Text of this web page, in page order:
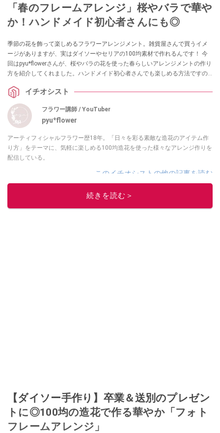
「春のフレームアレンジ」桜やバラで華や
か！ハンドメイド初心者さんにも◎
季節の花を飾って楽しめるフラワーアレンジメント。雑貨屋さんで買うイメ
ージがありますが、実はダイソーやセリアの100均素材で作れるんです！ 今
回はpyu*flowerさんが、桜やバラの花を使った春らしいアレンジメントの作り
方を紹介してくれました。ハンドメイド初心者さんでも楽しめる方法ですの
イチオシスト
フラワー講師 / YouTuber
pyu*flower
アーティフィシャルフラワー歴18年。「日々を彩る素敵な造花のアイテム作
り方」をテーマに、気軽に楽しめる100均造花を使った様々なアレンジ作りを
配信している。
このイチオシストの他の記事を読む
続きを読む＞
【ダイソー手作り】卒業＆送別のプレゼン
トに◎100均の造花で作る華やか「フォト
フレームアレンジ」